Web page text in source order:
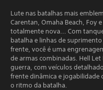
Lute nas batalhas mais
Carentan, Omaha Beach, Foy
totalmente nova... Com
batalha e linhas de
frente, você é uma
de armas combinadas. Hell
guerra, com veículos
frente dinâmica e jogabilidade
o ritmo da batalha.